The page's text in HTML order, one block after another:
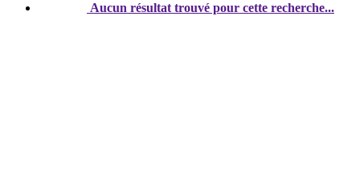
Aucun résultat trouvé pour cette recherche...